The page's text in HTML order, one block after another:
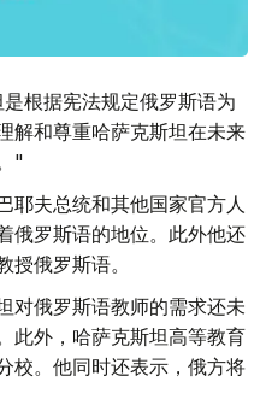
根据宪法规定俄罗斯语为
解和尊重哈萨克斯坦在未来
"
耶夫总统和其他国家官方人
俄罗斯语的地位。此外他还
俄罗斯语。
对俄罗斯语教师的需求还未
此外，哈萨克斯坦高等教育
校。他同时还表示，俄方将